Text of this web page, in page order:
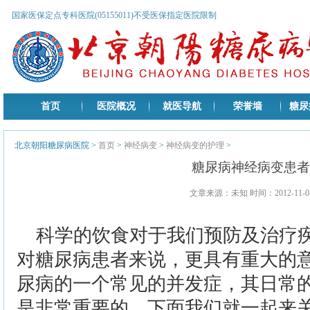
国家医保定点专科医院(05155011)不受医保指定医院限制
首页 医院概况 就医导航 荣誉墙 糖
北京朝阳糖尿病医院 > 首页 > 神经病变 > 神经病变的护理 >
糖尿病神经病变患
文章来源：未知 时间：2012-11-
科学的饮食对于我们预防及治疗
对糖尿病患者来说，更具有重大的
尿病的一个常见的并发症，其日常